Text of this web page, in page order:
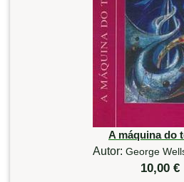
A máquina do
Autor: George
10,00 €